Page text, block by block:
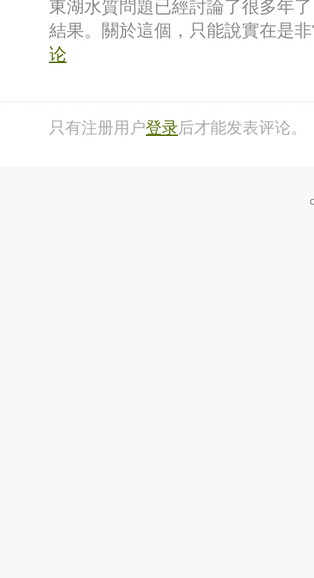
東湖水質問題已經討論了很多年
結果。關於這個，只能說實在是
论
只有注册用户登录后才能发表评论。